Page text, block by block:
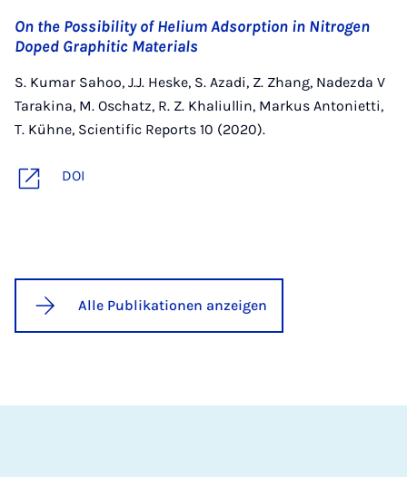
On the Possibility of Helium Adsorption in Nitrogen
Doped Graphitic Materials
S. Kumar Sahoo, J.J. Heske, S. Azadi, Z. Zhang, Nadezda V
Tarakina, M. Oschatz, R. Z. Khaliullin, Markus Antonietti,
T. Kühne, Scientific Reports 10 (2020).
DOI
Alle Publikationen anzeigen